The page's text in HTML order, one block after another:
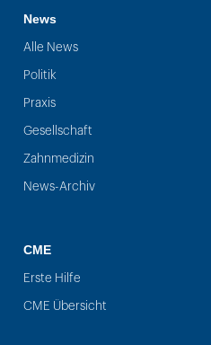
News
Alle News
Politik
Praxis
Gesellschaft
Zahnmedizin
News-Archiv
CME
Erste Hilfe
CME Übersicht